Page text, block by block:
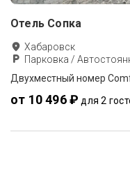
Отель Сопка
Хабаровск
Парковка /
Двухместный номер
от 10 496 ₽ для 2